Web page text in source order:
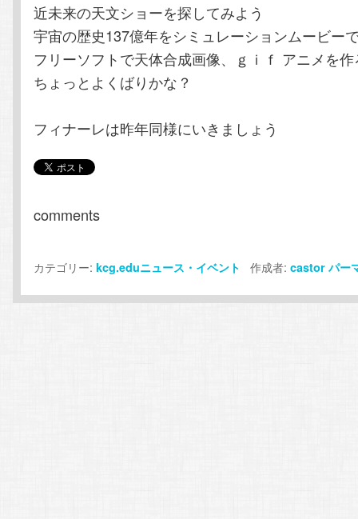
動
近未来の天文ショーを探してみよう
宇宙の歴史137億年をシミュレーションムービー
フリーソフトで天体合成画像、ｇｉｆ アニメを
ちょっとよくばりかな？
フィナーレは昨年同様にいきましょう
comments
カテゴリー:kcg.eduニュース・イベント 作成者:castor パー